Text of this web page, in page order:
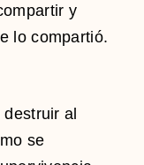
y
lo compartió.
al
se